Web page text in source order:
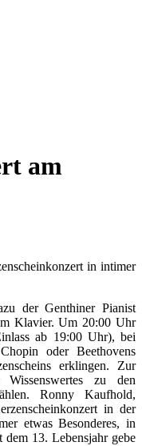
am
in intimer
der Genthiner Pianist
Klavier. Um 20:00 Uhr
ab 19:00 Uhr), bei
oder Beethovens
erklingen. Zur
zu den
Ronny Kaufhold,
in der
etwas Besonderes, in
dem 13. Lebensjahr gebe